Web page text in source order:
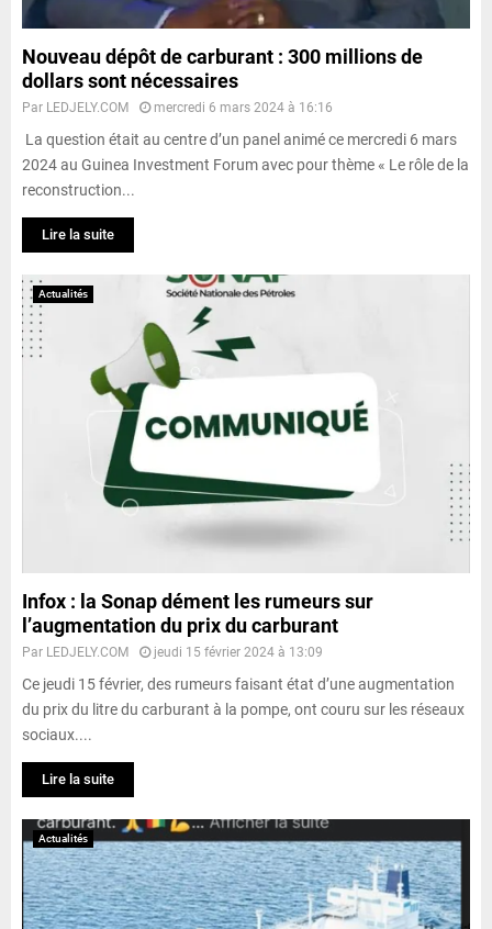
Nouveau dépôt de carburant : 300 millions de
dollars sont nécessaires
Par LEDJELY.COM mercredi 6 mars 2024 à 16:16
La question était au centre d’un panel animé ce mercredi 6 mars
2024 au Guinea Investment Forum avec pour thème « Le rôle de la
reconstruction...
Lire la suite
Actualités
Infox : la Sonap dément les rumeurs sur
l’augmentation du prix du carburant
Par LEDJELY.COM jeudi 15 février 2024 à 13:09
Ce jeudi 15 février, des rumeurs faisant état d’une augmentation
du prix du litre du carburant à la pompe, ont couru sur les réseaux
sociaux....
Lire la suite
Actualités